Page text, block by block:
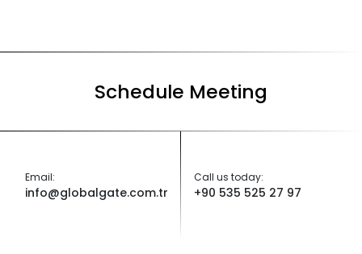
Schedule Meeting
Email:
info@globalgate.com.tr
Call us today:
+90 535 525 27 97